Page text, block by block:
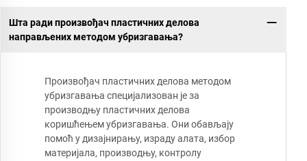
Шта ради произвођач пластичних делова
направљених методом убризгавања?
Произвођач пластичних делова методом
убризгавања специјализован је за
производњу пластичних делова
коришћењем убризгавања. Они обављају
помоћ у дизајнирању, израду алата, избор
материјала, производњу, контролу